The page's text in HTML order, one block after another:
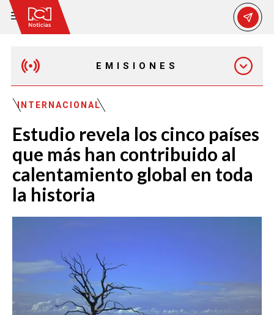
EMISIONES
EMISIÓN 7:00 PM
INTERNACIONAL
Estudio revela los cinco países
que más han contribuido al
calentamiento global en toda
la historia